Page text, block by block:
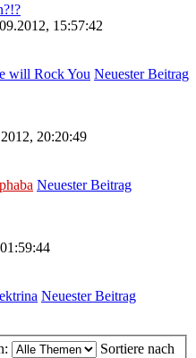
15:57:42
will Rock You Neuester Beitrag
20:20:49
Neuester Beitrag
Neuester Beitrag
Sortiere nach